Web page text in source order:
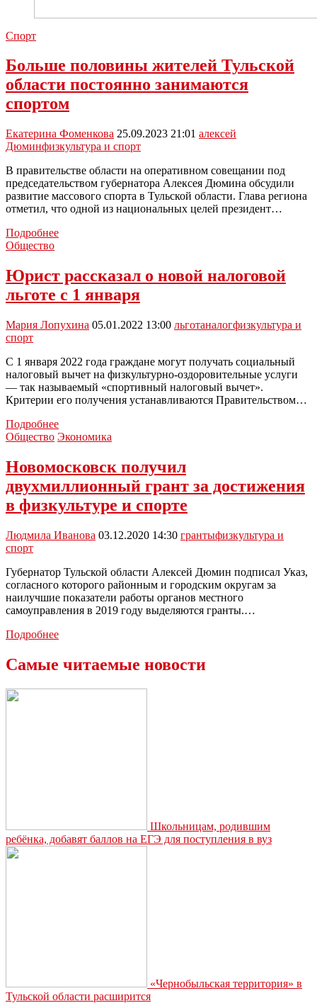
Спорт
Больше половины жителей Тульской
области постоянно занимаются
спортом
Екатерина Фоменкова 25.09.2023 21:01 алексей
Дюминфизкультура и спорт
В правительстве области на оперативном совещании под
председательством губернатора Алексея Дюмина обсудили
развитие массового спорта в Тульской области. Глава региона
отметил, что одной из национальных целей президент…
ПодробнееБольше
области
постоянно
спортом
Общество
Юрист рассказал о новой налоговой
льготе с 1 января
Мария Лопухина 05.01.2022 13:00 льготаналогфизкультура и
спорт
С 1 января 2022 года граждане могут получать социальный
налоговый вычет на физкультурно-оздоровительные услуги
— так называемый «спортивный налоговый вычет».
Критерии его получения устанавливаются Правительством…
ПодробнееЮрист
рассказал
налоговой
льготе
1
Общество Экономика
Новомосковск получил
двухмиллионный грант за достижения
в физкультуре и спорте
Людмила Иванова 03.12.2020 14:30 грантыфизкультура и
спорт
Губернатор Тульской области Алексей Дюмин подписал Указ,
согласного которого районным и городским округам за
наилучшие показатели работы органов местного
самоуправления в 2019 году выделяются гранты.…
ПодробнееНовомосковск
грант
Самые читаемые новости
Школьницам, родившим
ребёнка, добавят баллов на ЕГЭ для поступления в вуз
«Чернобыльская территория» в
Тульской области расширится